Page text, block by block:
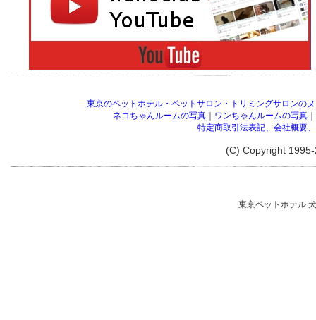
東京のペットホテル・ペットサロン・トリミングサロンの
ネコちゃんルームの写真｜ ワンちゃんルームの写真｜
特定商取引法表記、会社概要
(C) Copyright
東京ペットホテル